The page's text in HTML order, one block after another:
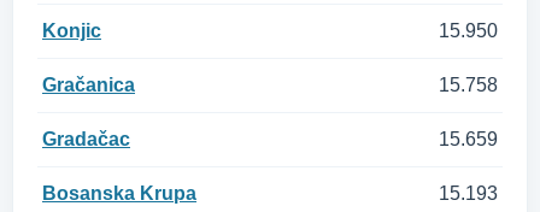
Konjic 15.950
Gračanica 15.758
Gradačac 15.659
Bosanska Krupa 15.193